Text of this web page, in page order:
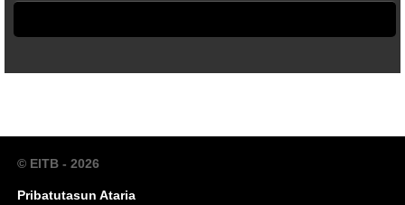
© EITB - 2026
Pribatutasun Ataria